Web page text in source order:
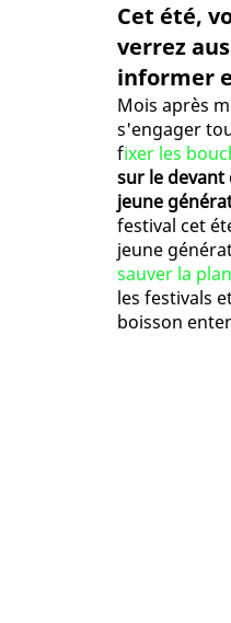
Cet été,
verrez
informer
Mois après
s'engager
fixer les
sur le devant
jeune
festival cet
jeune
sauver la
les festivals
boisson